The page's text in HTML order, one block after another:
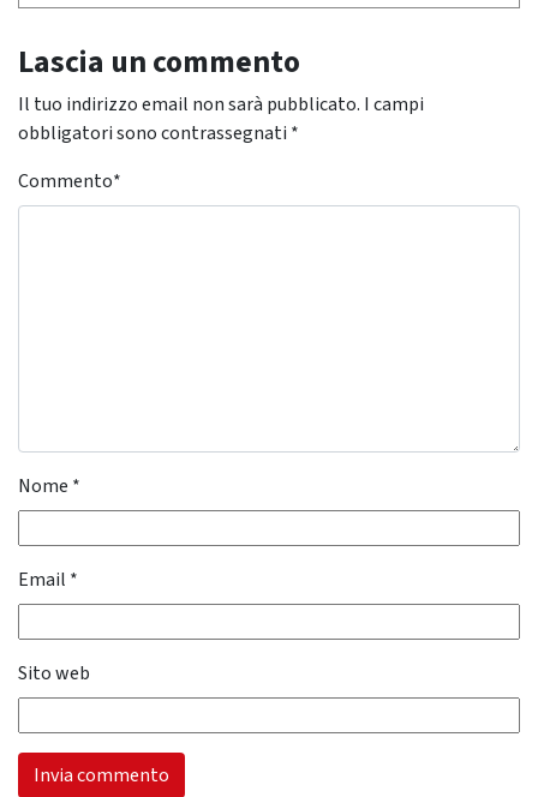
Lascia un commento
Il tuo indirizzo email non sarà pubblicato. I campi
obbligatori sono contrassegnati *
Commento*
Nome *
Email *
Sito web